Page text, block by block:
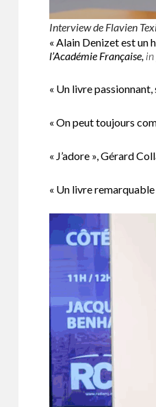
Interview de Flavien
« Alain Denizet est un
l’Académie Française, in
« Un livre
« On peut toujours
« J’adore », Gérard
« Un livre remarquable